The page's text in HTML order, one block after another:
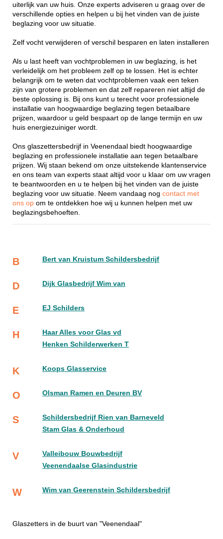
uiterlijk van uw huis. Onze experts adviseren u graag over de
verschillende opties en helpen u bij het vinden van de juiste
beglazing voor uw situatie.
Zelf vocht verwijderen of verschil besparen en laten installeren
Als u last heeft van vochtproblemen in uw beglazing, is het
verleidelijk om het probleem zelf op te lossen. Het is echter
belangrijk om te weten dat vochtproblemen vaak een teken
zijn van grotere problemen en dat zelf repareren niet altijd de
beste oplossing is. Bij ons kunt u terecht voor professionele
installatie van hoogwaardige beglazing tegen betaalbare
prijzen, waardoor u geld bespaart op de lange termijn en uw
huis energiezuiniger wordt.
Ons glaszettersbedrijf in Veenendaal biedt hoogwaardige
beglazing en professionele installatie aan tegen betaalbare
prijzen. Wij staan bekend om onze uitstekende klantenservice
en ons team van experts staat altijd voor u klaar om uw vragen
te beantwoorden en u te helpen bij het vinden van de juiste
beglazing voor uw situatie. Neem vandaag nog contact met
ons op om te ontdekken hoe wij u kunnen helpen met uw
beglazingsbehoeften.
B Bert van Kruistum Schildersbedrijf
D Dijk Glasbedrijf Wim van
E EJ Schilders
H
Haar Alles voor Glas vd
Henken Schilderwerken T
K Koops Glasservice
O Olsman Ramen en Deuren BV
S
Schildersbedrijf Rien van Barneveld
Stam Glas & Onderhoud
V
Valleibouw Bouwbedrijf
Veenendaalse Glasindustrie
W Wim van Geerenstein Schildersbedrijf
Glaszetters in de buurt van "Veenendaal"